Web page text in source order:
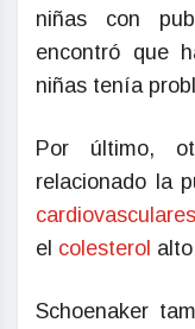
niñas con
encontró que
niñas tenía
Por último,
relacionado la
cardiovasculares
el colesterol
Schoenaker